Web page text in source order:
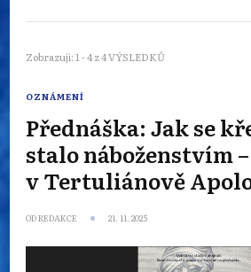
Zobrazuji: 1 - 4 z 4 VÝSLEDKŮ
OZNÁMENÍ
Přednáška: Jak se
stalo náboženstvím
v Tertuliánově
ODREDAKCE 21. 11. 2025